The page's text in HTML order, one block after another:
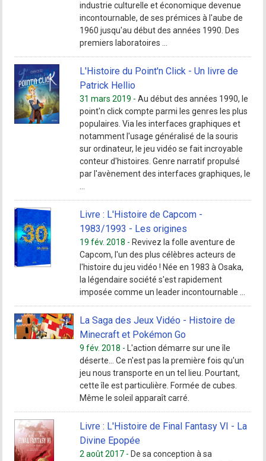
industrie culturelle et économique devenue
incontournable, de ses prémices à l'aube de
1960 jusqu'au début des années 1990. Des
premiers laboratoires ...
L'Histoire du Point'n Click - Un livre de
Patrick Hellio
31 mars 2019 -Au début des années 1990, le
point'n click compte parmi les genres les plus
populaires. Via les interfaces graphiques et
notamment l'usage généralisé de la souris
sur ordinateur, le jeu vidéo se fait incroyable
conteur d'histoires. Genre narratif propulsé
par l'avènement des interfaces graphiques, le
Livre : L'Histoire de Capcom -
1983/1993 - Les origines
19 fév. 2018 - Revivez la folle aventure de
Capcom, l'un des plus célèbres acteurs de
l'histoire du jeu vidéo ! Née en 1983 à Osaka,
la légendaire société s'est rapidement
imposée comme un leader incontournable ...
La Saga des Jeux Vidéo - Histoire de
Minecraft et Pokémon Go
9 fév. 2018 -
L'action démarre sur une île
déserte… Ce n'est pas la première fois qu'un
jeu nous transporte en un tel lieu. Pourtant,
cette île est particulière. Formée de cubes.
Même le soleil apparaît carré.
Livre : L'Histoire de Final Fantasy VI - La
Divine Epopée
2 août 2017 - De sa conception à sa